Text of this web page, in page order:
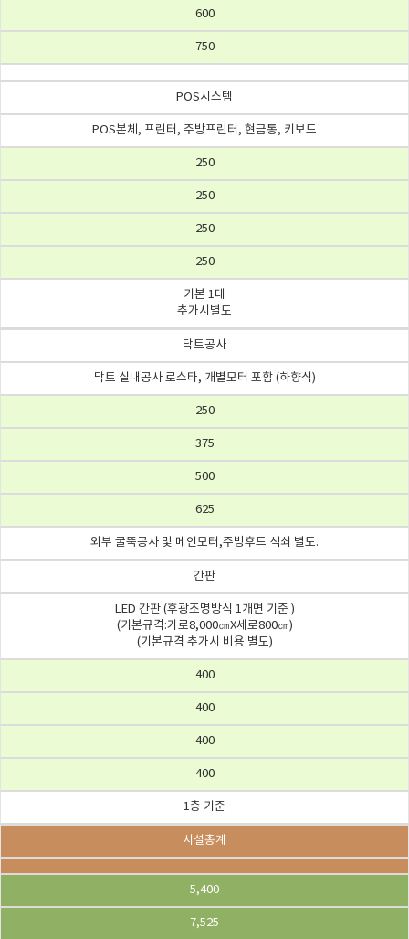
600
750
POS시스템
POS본체, 프린터, 주방프린터, 현금통, 키보드
250
250
250
250
기본 1대
추가시별도
닥트공사
닥트 실내공사 로스타, 개별모터 포함 (하향식)
250
375
500
625
외부 굴뚝공사 및 메인모터,주방후드 석쇠 별도.
간판
LED 간판 (후광조명방식 1개면 기준 )
(기본규격:가로8,000㎝X세로800㎝)
(기본규격 추가시 비용 별도)
400
400
400
400
1층 기준
시설총계
5,400
7,525